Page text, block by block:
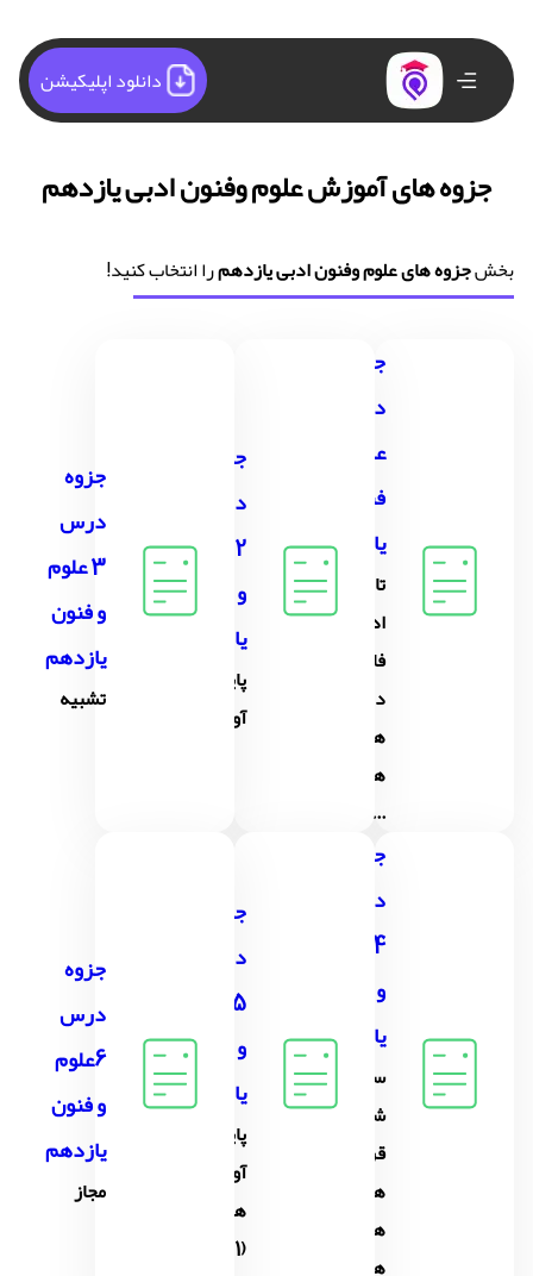
دانلود اپلیکیشن
جزوه های آموزش علوم وفنون ادبی یازدهم
بخشجزوه های علوم وفنون ادبی یازدهمرا انتخاب کنید!
جزوه
علوم و
فنون
یازدهم
تاریخ
ادبیات
فارسی
در قرن
های
هفتم،
...
جزوه
درس
2 علوم
و فنون
یازدهم
پایه های
آوایی
جزوه
درس
3 علوم
و فنون
یازدهم
تشبیه
جزوه
درس
و فنون
یازدهم
سبک
شناسی
قرن
های
هفتم،
هشتم و
جزوه
درس
و فنون
یازدهم
پایه های
آوایی
همسان
(1)
جزوه
درس
6علوم
و فنون
یازدهم
مجاز